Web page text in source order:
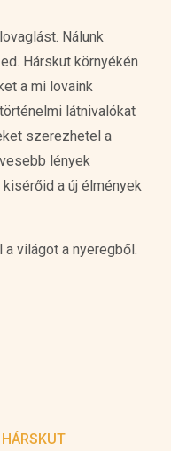
Nálunk
Hárskut környékén
a mi lovaink
látnivalókat
szerezhetel a
lények
a új élmények
világot a nyeregből.